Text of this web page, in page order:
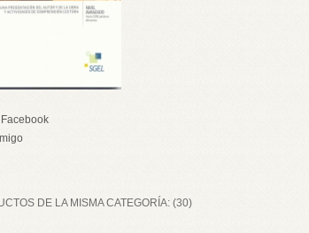
DE LA MISMA CATEGORÍA: (30)